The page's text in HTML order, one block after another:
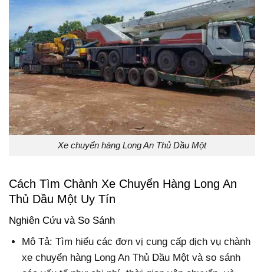
Xe chuyển hàng Long An Thủ Dầu Một
Cách Tìm Chành Xe Chuyển Hàng Long An
Thủ Dầu Một Uy Tín
Nghiên Cứu và So Sánh
Mô Tả: Tìm hiểu các đơn vị cung cấp dịch vụ chành
xe chuyển hàng Long An Thủ Dầu Một và so sánh